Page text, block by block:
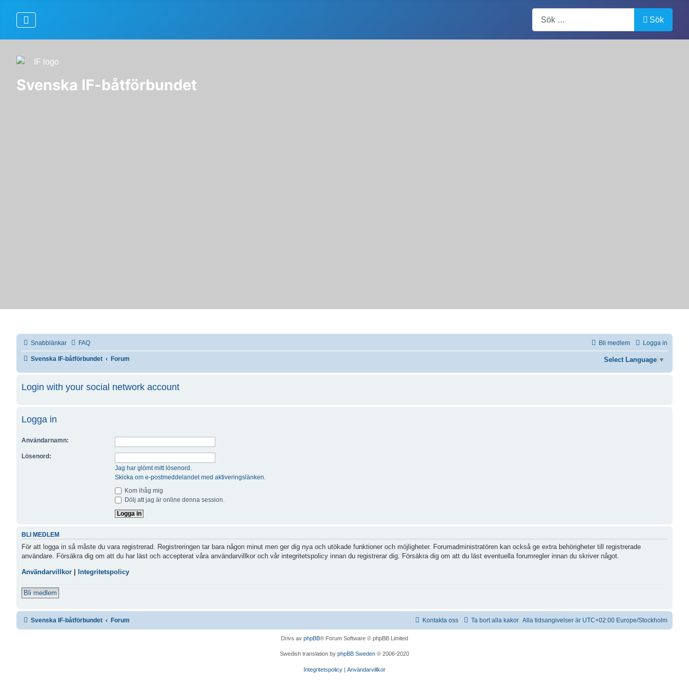
Sök
Svenska IF-båtförbundet
Snabblänkar FAQ Logga in
Bli medlem
Svenska IF-båtförbundet Forum Select Language ▼
Login with your social network account
Logga in
Användarnamn:
Lösenord:
Jag har glömt mitt lösenord.
Skicka om e-postmeddelandet med aktiveringslänken.
Kom ihåg mig
Dölj att jag är online denna session.
BLI MEDLEM
För att logga in så måste du vara registrerad. Registreringen tar bara någon minut men ger dig nya och utökade funktioner och möjligheter. Forumadministratören kan också ge extra behörigheter till registrerade
användare. Försäkra dig om att du har läst och accepterat våra användarvillkor och vår integritetspolicy innan du registrerar dig. Försäkra dig om att du läst eventuella forumregler innan du skriver något.
Användarvillkor Integritetspolicy
Bli medlem
Svenska IF-båtförbundet Forum Alla tidsangivelser är UTC+02:00 Europe/Stockholm
Ta bort alla kakor
Kontakta oss
Drivs av phpBB® Forum Software © phpBB Limited
Swedish translation by phpBB Sweden © 2006-2020
Integritetspolicy | Användarvillkor